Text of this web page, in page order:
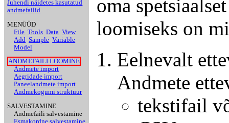
Juhendi näidetes kasutatud
andmefailid
MENÜÜD
File Tools Data View
Add Sample Variable
Model
ANDMEFAILI LOOMINE
Andmete import
Aegridade import
Paneelandmete import
Andmekogumi struktuur
SALVESTAMINE
Andmefaili salvestamine
Esmakordne salvestamine
oma
loomiseks on
Eelnevalt
Andmete
tekstifail